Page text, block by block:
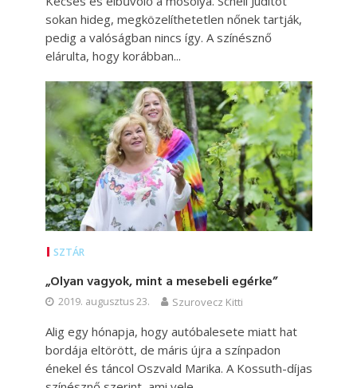
sokan hideg, megközelíthetetlen nőnek tartják,
pedig a valóságban nincs így. A színésznő
elárulta, hogy korábban...
SZTÁR
„Olyan vagyok, mint a mesebeli egérke”
2019. augusztus 23. Szurovecz Kitti
Alig egy hónapja, hogy autóbalesete miatt hat
bordája eltörött, de máris újra a színpadon
énekel és táncol Oszvald Marika. A Kossuth-díjas